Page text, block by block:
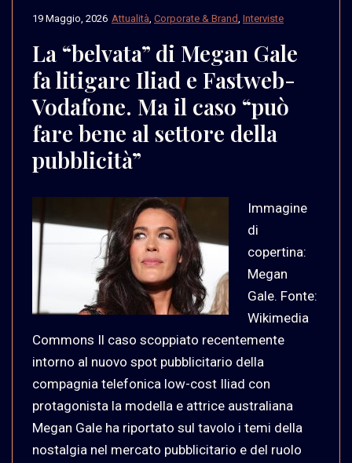
Attualità Corporate & Brand Interviste
19 Maggio, 2026
La “belvata” di Megan Gale
fa litigare Iliad e Fastweb-
Vodafone. Ma il caso “può
fare bene al settore della
pubblicità”
Immagine
di
copertina:
Megan
Gale. Fonte:
Wikimedia
Commons Il caso scoppiato recentemente
intorno al nuovo spot pubblicitario della
compagnia telefonica low-cost Iliad con
protagonista la modella e attrice australiana
Megan Gale ha riportato sul tavolo i temi della
nostalgia nel mercato pubblicitario e del ruolo